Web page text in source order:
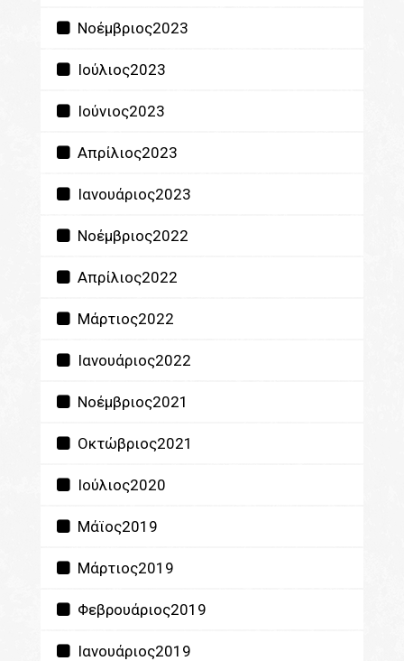
Νοέμβριος2023
Ιούλιος2023
Ιούνιος2023
Απρίλιος2023
Ιανουάριος2023
Νοέμβριος2022
Απρίλιος2022
Μάρτιος2022
Ιανουάριος2022
Νοέμβριος2021
Οκτώβριος2021
Ιούλιος2020
Μάϊος2019
Μάρτιος2019
Φεβρουάριος2019
Ιανουάριος2019